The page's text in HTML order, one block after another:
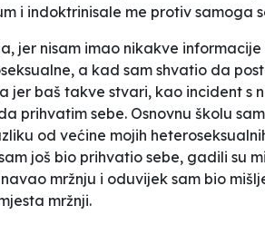
i indoktrinisale me protiv samoga
jer nisam imao nikakve
a kad sam shvatio da
jer baš takve stvari, kao incident s
prihvatim sebe. Osnovnu školu
od većine mojih
još bio prihvatio sebe, gadili su
mržnju i oduvijek sam bio
mržnji.